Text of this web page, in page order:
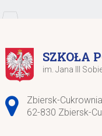
SZKOŁA
im. Jana III
Adres pocztowy:
Zbiersk-
62-830 Zbiersk-